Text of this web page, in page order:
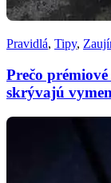
Pravidlá, Tipy,
Prečo
skrývajú